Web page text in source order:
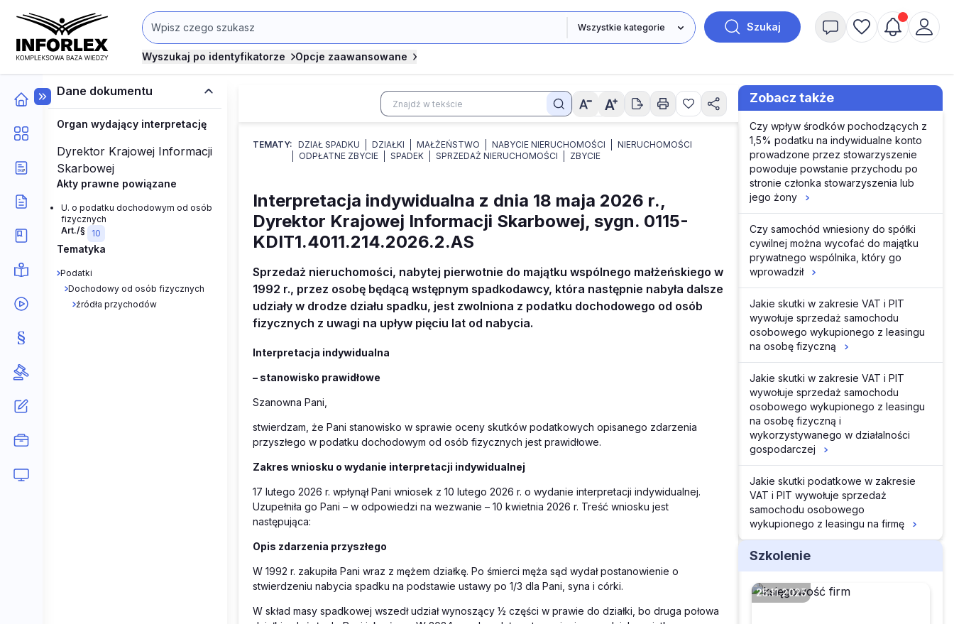
Szukaj
Wyszukaj po identyfikatorze Opcje zaawansowane
Dane dokumentu
Organ wydający interpretację
Dyrektor Krajowej Informacji
Skarbowej
Akty prawne powiązane
U. o podatku dochodowym od osób
fizycznych
Art./§
10
Tematyka
Podatki
Dochodowy od osób fizycznych
źródła przychodów
TEMATY: DZIAŁ SPADKU DZIAŁKI MAŁŻEŃSTWO NABYCIE NIERUCHOMOŚCI
NIERUCHOMOŚCI
ODPŁATNE ZBYCIE
SPADEK SPRZEDAŻ NIERUCHOMOŚCI ZBYCIE
Interpretacja indywidualna z dnia 18 maja 2026 r.,
Dyrektor Krajowej Informacji Skarbowej, sygn. 0115-
KDIT1.4011.214.2026.2.AS
Sprzedaż nieruchomości, nabytej pierwotnie do majątku wspólnego małżeńskiego w
1992 r., przez osobę będącą wstępnym spadkodawcy, która następnie nabyła dalsze
udziały w drodze działu spadku, jest zwolniona z podatku dochodowego od osób
fizycznych z uwagi na upływ pięciu lat od nabycia.
Interpretacja indywidualna
– stanowisko prawidłowe
Szanowna Pani,
stwierdzam, że Pani stanowisko w sprawie oceny skutków podatkowych opisanego zdarzenia
przyszłego w podatku dochodowym od osób fizycznych jest prawidłowe.
Zakres wniosku o wydanie interpretacji indywidualnej
17 lutego 2026 r. wpłynął Pani wniosek z 10 lutego 2026 r. o wydanie interpretacji indywidualnej.
Uzupełniła go Pani – w odpowiedzi na wezwanie – 10 kwietnia 2026 r. Treść wniosku jest
następująca:
Opis zdarzenia przyszłego
W 1992 r. zakupiła Pani wraz z mężem działkę. Po śmierci męża sąd wydał postanowienie o
stwierdzeniu nabycia spadku na podstawie ustawy po 1/3 dla Pani, syna i córki.
W skład masy spadkowej wszedł udział wynoszący ½ części w prawie do działki, bo druga połowa
Zobacz także
Czy wpływ środków pochodzących z
1,5% podatku na indywidualne konto
prowadzone przez stowarzyszenie
powoduje powstanie przychodu po
stronie członka stowarzyszenia lub
jego żony
Czy samochód wniesiony do spółki
cywilnej można wycofać do majątku
prywatnego wspólnika, który go
wprowadził
Jakie skutki w zakresie VAT i PIT
wywołuje sprzedaż samochodu
osobowego wykupionego z leasingu
na osobę fizyczną
Jakie skutki w zakresie VAT i PIT
wywołuje sprzedaż samochodu
osobowego wykupionego z leasingu
na osobę fizyczną i
wykorzystywanego w działalności
gospodarczej
Jakie skutki podatkowe w zakresie
VAT i PIT wywołuje sprzedaż
samochodu osobowego
wykupionego z leasingu na firmę
Szkolenie
25.11.2025